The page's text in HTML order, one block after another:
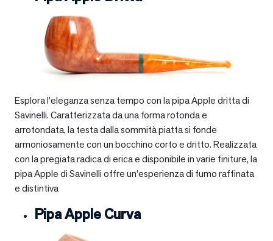
Esplora l’eleganza senza tempo con la pipa Apple dritta di
Savinelli. Caratterizzata da una forma rotonda e
arrotondata, la testa dalla sommità piatta si fonde
armoniosamente con un bocchino corto e dritto. Realizzata
con la pregiata radica di erica e disponibile in varie finiture, la
pipa Apple di Savinelli offre un’esperienza di fumo raffinata
e distintiva
Pipa Apple Curva